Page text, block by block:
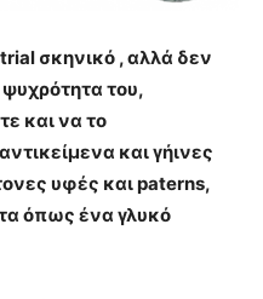
σκηνικό , αλλά δεν
του,
και να το
και γήινες
υφές και paterns,
όπως ένα γλυκό